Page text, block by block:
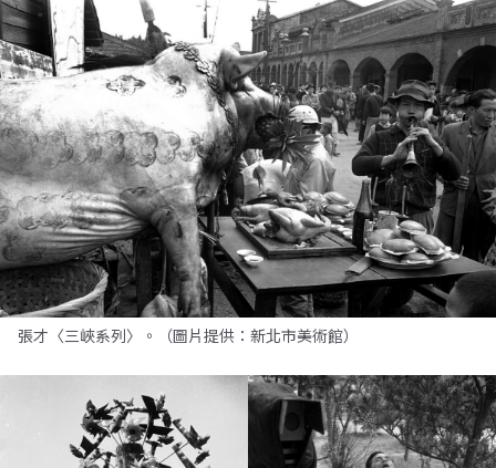
張才〈三峽系列〉。（圖片提供：新北市美術館）